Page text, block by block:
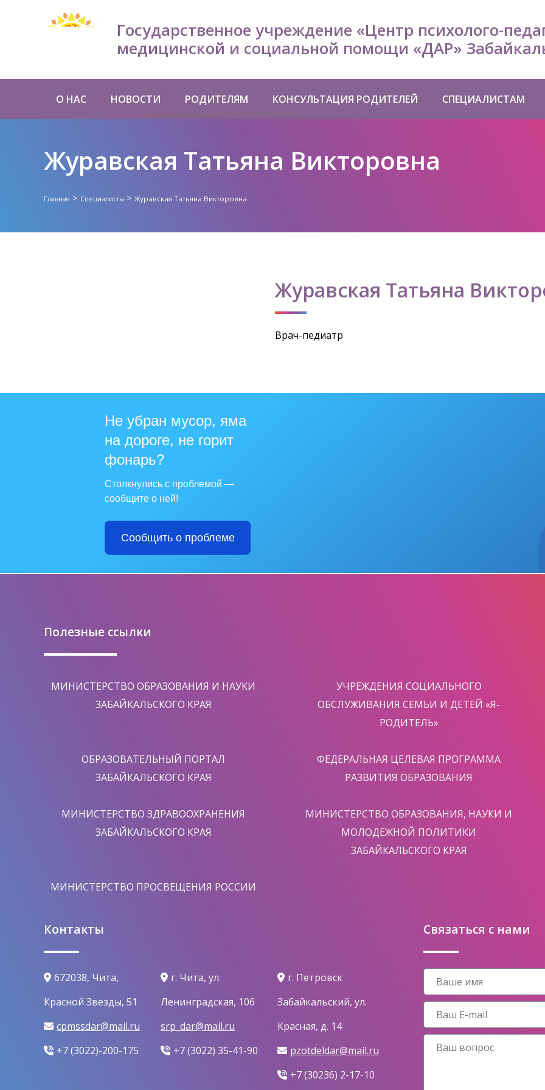
Государственное учреждение «Центр психолого-
медицинской и социальной помощи «ДАР»
О НАС НОВОСТИ РОДИТЕЛЯМ КОНСУЛЬТАЦИЯ РОДИТЕЛЕЙ СПЕЦИАЛИСТАМ
Журавская Татьяна Викторовна
Главная > Специалисты > Журавская Татьяна Викторовна
Журавская Татьяна
Врач-педиатр
Не убран мусор, яма
на дороге, не горит
фонарь?
Столкнулись с проблемой —
сообщите о ней!
Сообщить о проблеме
Полезные ссылки
МИНИСТЕРСТВО ОБРАЗОВАНИЯ И НАУКИ
ЗАБАЙКАЛЬСКОГО КРАЯ
УЧРЕЖДЕНИЯ СОЦИАЛЬНОГО
ОБСЛУЖИВАНИЯ СЕМЬИ И ДЕТЕЙ «Я-
РОДИТЕЛЬ»
ОБРАЗОВАТЕЛЬНЫЙ ПОРТАЛ
ЗАБАЙКАЛЬСКОГО КРАЯ
ФЕДЕРАЛЬНАЯ ЦЕЛЕВАЯ ПРОГРАММА
РАЗВИТИЯ ОБРАЗОВАНИЯ
МИНИСТЕРСТВО ЗДРАВООХРАНЕНИЯ
ЗАБАЙКАЛЬСКОГО КРАЯ
МИНИСТЕРСТВО ОБРАЗОВАНИЯ, НАУКИ И
МОЛОДЕЖНОЙ ПОЛИТИКИ
ЗАБАЙКАЛЬСКОГО КРАЯ
МИНИСТЕРСТВО ПРОСВЕЩЕНИЯ РОССИИ
Контакты
672038, Чита,
Красной Звезды, 51
cpmssdar@mail.ru
+7 (3022)-200-175
г. Чита, ул.
Ленинградская, 106
srp_dar@mail.ru
+7 (3022) 35-41-90
г. Петровск
Забайкальский, ул.
Красная, д. 14
pzotdeldar@mail.ru
+7 (30236) 2-17-10
Связаться с нами